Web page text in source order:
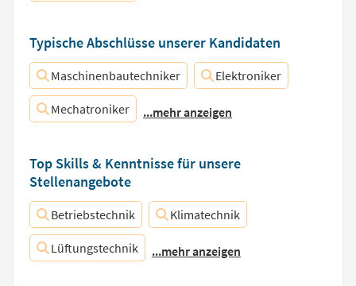
Typische Abschlüsse unserer Kandidaten
Maschinenbautechniker Elektroniker
Mechatroniker ...mehr anzeigen
Top Skills & Kenntnisse für unsere
Stellenangebote
Betriebstechnik Klimatechnik
Lüftungstechnik ...mehr anzeigen